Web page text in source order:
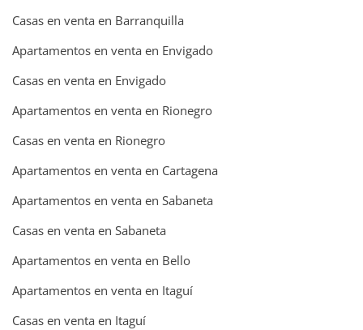
Casas en venta en Barranquilla
Apartamentos en venta en Envigado
Casas en venta en Envigado
Apartamentos en venta en Rionegro
Casas en venta en Rionegro
Apartamentos en venta en Cartagena
Apartamentos en venta en Sabaneta
Casas en venta en Sabaneta
Apartamentos en venta en Bello
Apartamentos en venta en Itaguí
Casas en venta en Itaguí